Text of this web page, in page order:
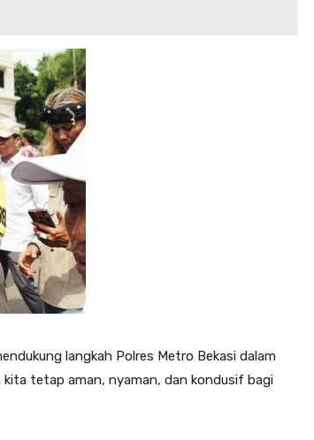
langkah Polres Metro Bekasi dalam
tetap aman, nyaman, dan kondusif bagi